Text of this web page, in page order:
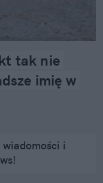
tak nie
imię w
wiadomości i